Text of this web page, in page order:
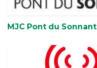
MJC Pont du Sonnant